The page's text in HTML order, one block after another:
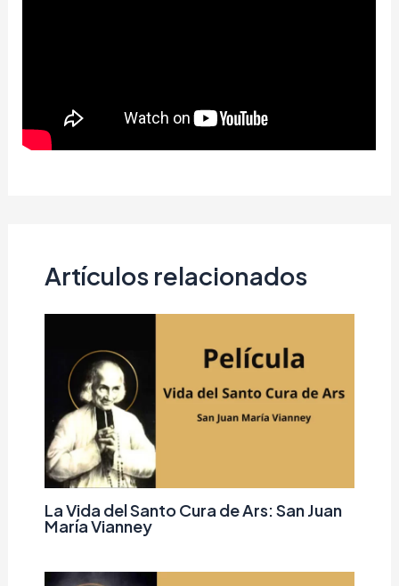
Artículos relacionados
La Vida del Santo Cura de Ars: San Juan
María Vianney